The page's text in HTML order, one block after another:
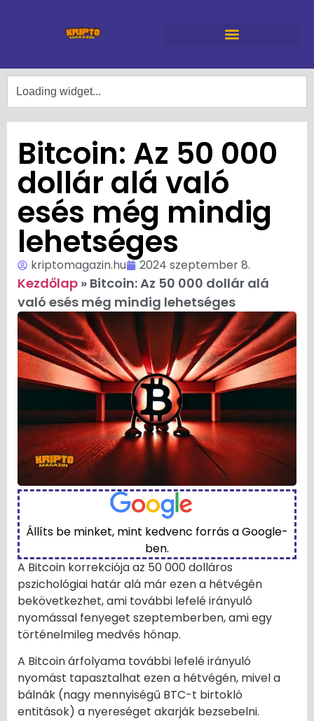
Bitcoin: Az 50 000
dollár alá való
esés még mindig
lehetséges
kriptomagazin.hu 2024 szeptember 8.
Kezdőlap » Bitcoin: Az 50 000 dollár alá
való esés még mindig lehetséges
Állíts be minket, mint kedvenc forrás a Google-
ben.
A Bitcoin korrekciója az 50 000 dolláros
pszichológiai határ alá már ezen a hétvégén
bekövetkezhet, ami további lefelé irányuló
nyomással fenyeget szeptemberben, ami egy
történelmileg medvés hónap.
A Bitcoin árfolyama további lefelé irányuló
nyomást tapasztalhat ezen a hétvégén, mivel a
bálnák (nagy mennyiségű BTC-t birtokló
entitások) a nyereséget akarják bezsebelni.